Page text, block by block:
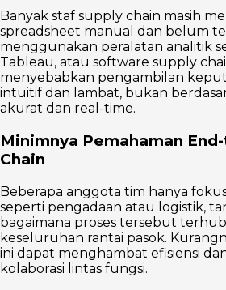
Banyak staf supply chain masih
spreadsheet manual dan belum
menggunakan peralatan analitik
Tableau, atau software supply
menyebabkan pengambilan
intuitif dan lambat, bukan
akurat dan real-time.
Minimnya Pemahaman
Chain
Beberapa anggota tim hanya
seperti pengadaan atau logistik,
bagaimana proses tersebut
keseluruhan rantai pasok.
ini dapat menghambat efisiensi
kolaborasi lintas fungsi.